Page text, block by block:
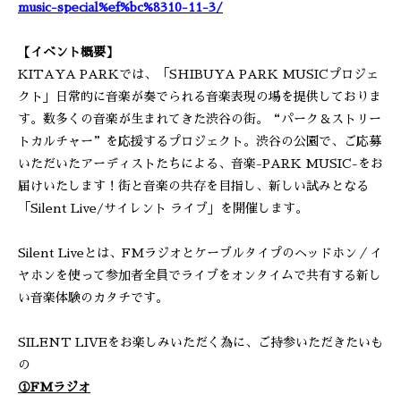
music-special%ef%bc%8310-11-3/
【イベント概要】
KITAYA PARKでは、「SHIBUYA PARK MUSICプロジェ
クト」日常的に音楽が奏でられる音楽表現の場を提供しておりま
す。数多くの音楽が生まれてきた渋谷の街。“パーク＆ストリー
トカルチャー”を応援するプロジェクト。渋谷の公園で、ご応募
いただいたアーディストたちによる、音楽-PARK MUSIC-をお
届けいたします！街と音楽の共存を目指し、新しい試みとなる
「Silent Live/サイレント ライブ」を開催します。
Silent Liveとは、FMラジオとケーブルタイプのヘッドホン／イ
ヤホンを使って参加者全員でライブをオンタイムで共有する新し
い音楽体験のカタチです。
SILENT LIVEをお楽しみいただく為に、ご持参いただきたいも
の
①FMラジオ